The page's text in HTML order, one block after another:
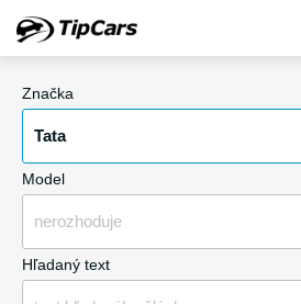
Značka
Tata
Model
nerozhoduje
Hľadaný text